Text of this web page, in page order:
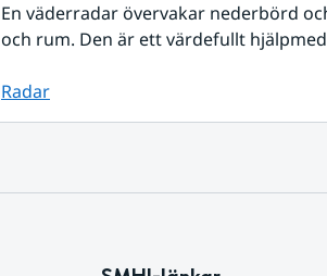
En väderradar övervakar nederbörd
och rum. Den är ett värdefullt
Radar